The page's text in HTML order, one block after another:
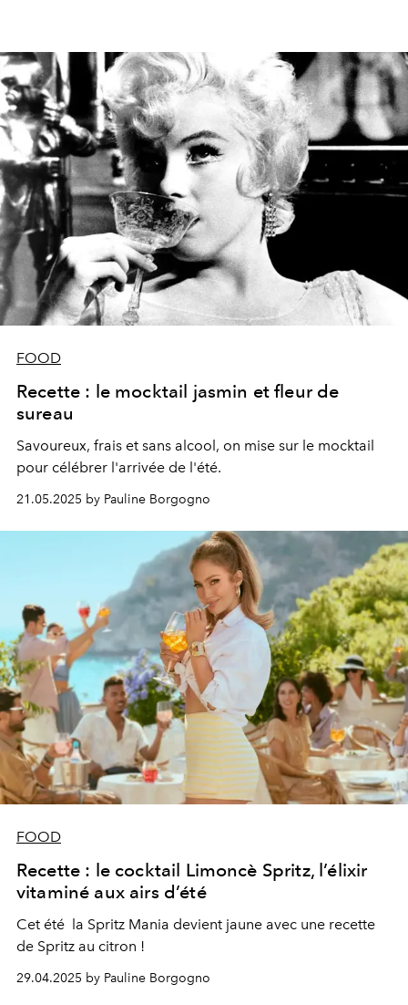
FOOD
Recette : le mocktail jasmin et fleur de
sureau
Savoureux, frais et sans alcool, on mise sur le mocktail
pour célébrer l'arrivée de l'été.
21.05.2025 by Pauline Borgogno
FOOD
Recette : le cocktail Limoncè Spritz, l’élixir
vitaminé aux airs d’été
Cet été la Spritz Mania devient jaune avec une recette
de Spritz au citron !
29.04.2025 by Pauline Borgogno